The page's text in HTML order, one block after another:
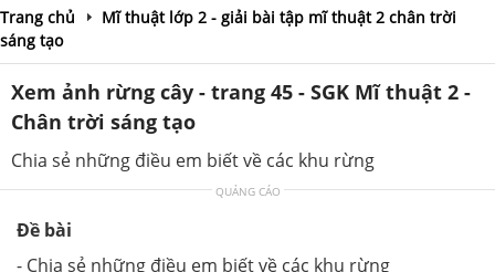
Trang chủ
Mĩ thuật lớp 2 - giải bài tập mĩ thuật 2 chân trời
sáng tạo
Xem ảnh rừng cây - trang 45 - SGK Mĩ thuật 2 -
Chân trời sáng tạo
Chia sẻ những điều em biết về các khu rừng
QUẢNG CÁO
Đề bài
- Chia sẻ những điều em biết về các khu rừng